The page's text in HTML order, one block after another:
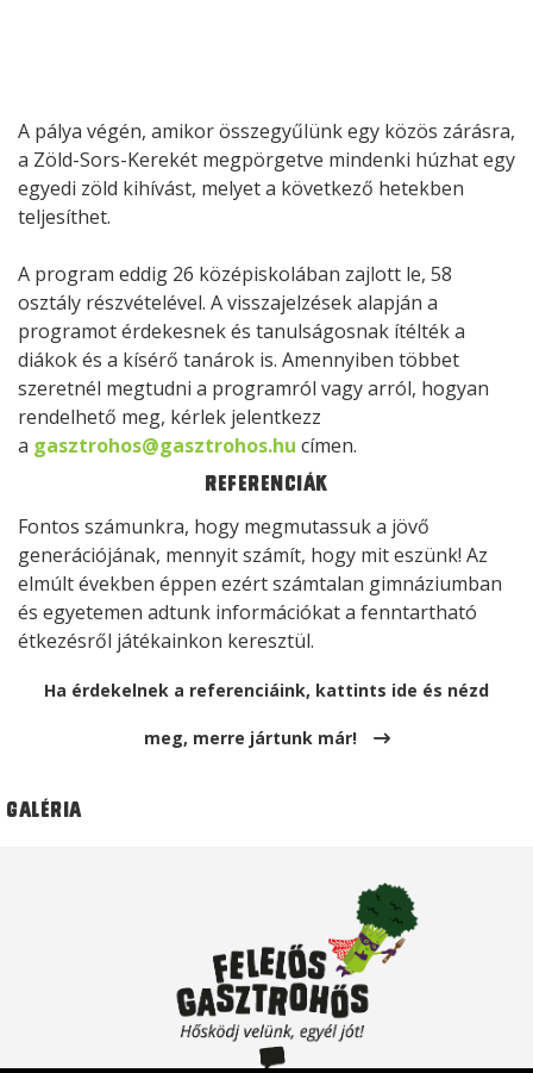
A pálya végén, amikor összegyűlünk egy közös zárásra,
a Zöld-Sors-Kerekét megpörgetve mindenki húzhat egy
egyedi zöld kihívást, melyet a következő hetekben
teljesíthet.
A program eddig 26 középiskolában zajlott le, 58
osztály részvételével. A visszajelzések alapján a
programot érdekesnek és tanulságosnak ítélték a
diákok és a kísérő tanárok is. Amennyiben többet
szeretnél megtudni a programról vagy arról, hogyan
rendelhető meg, kérlek jelentkezz
a gasztrohos@gasztrohos.hu címen.
Referenciák
Fontos számunkra, hogy megmutassuk a jövő
generációjának, mennyit számít, hogy mit eszünk! Az
elmúlt években éppen ezért számtalan gimnáziumban
és egyetemen adtunk információkat a fenntartható
étkezésről játékainkon keresztül.
Ha érdekelnek a referenciáink, kattints ide és nézd
meg, merre jártunk már!
Galéria